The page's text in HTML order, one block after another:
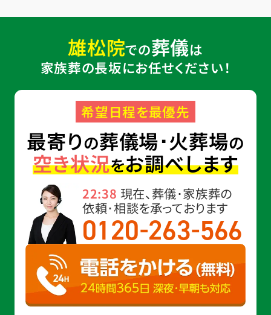
雄松院での葬儀は
家族葬の長坂にお任せください！
希望日程を最優先
最寄りの葬儀場･火葬場の
空き状況をお調べします
22:38 現在、葬儀･家族葬の
依頼･相談を承っております
0120-263-566